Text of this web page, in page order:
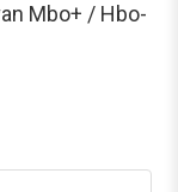
Mbo+ / Hbo-